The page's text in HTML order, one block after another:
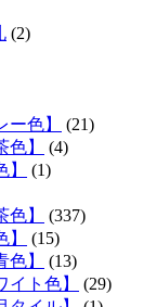
(2)
色】
(21)
】
(4)
(1)
】
(337)
(15)
】
(13)
ト色】
(29)